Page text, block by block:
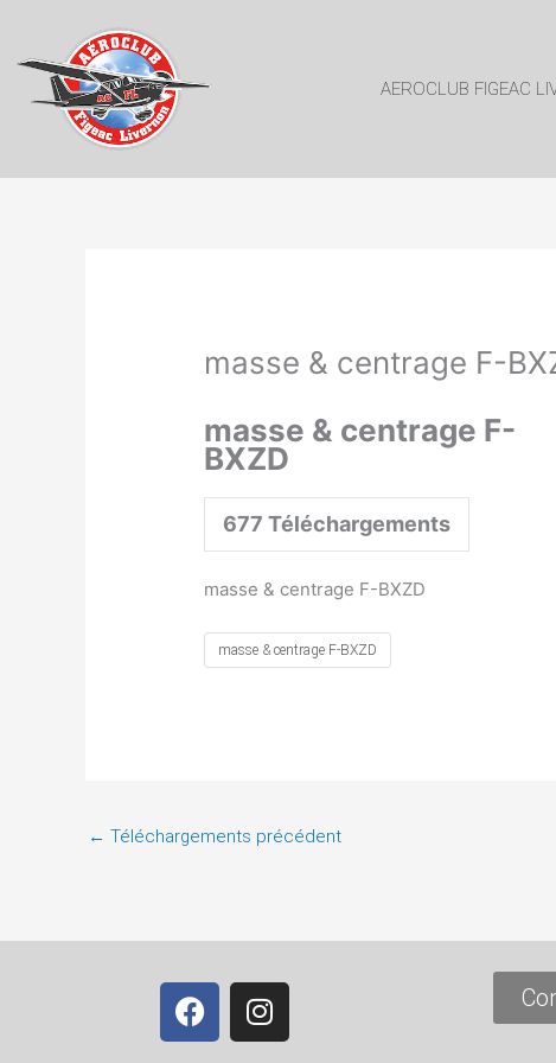
contenu
AEROCLUB FIGEAC
masse & centrage F-
masse & centrage F-
BXZD
677 Téléchargements
masse & centrage F-BXZD
masse & centrage F-BXZD
← Téléchargements précédent
F
a
I
n